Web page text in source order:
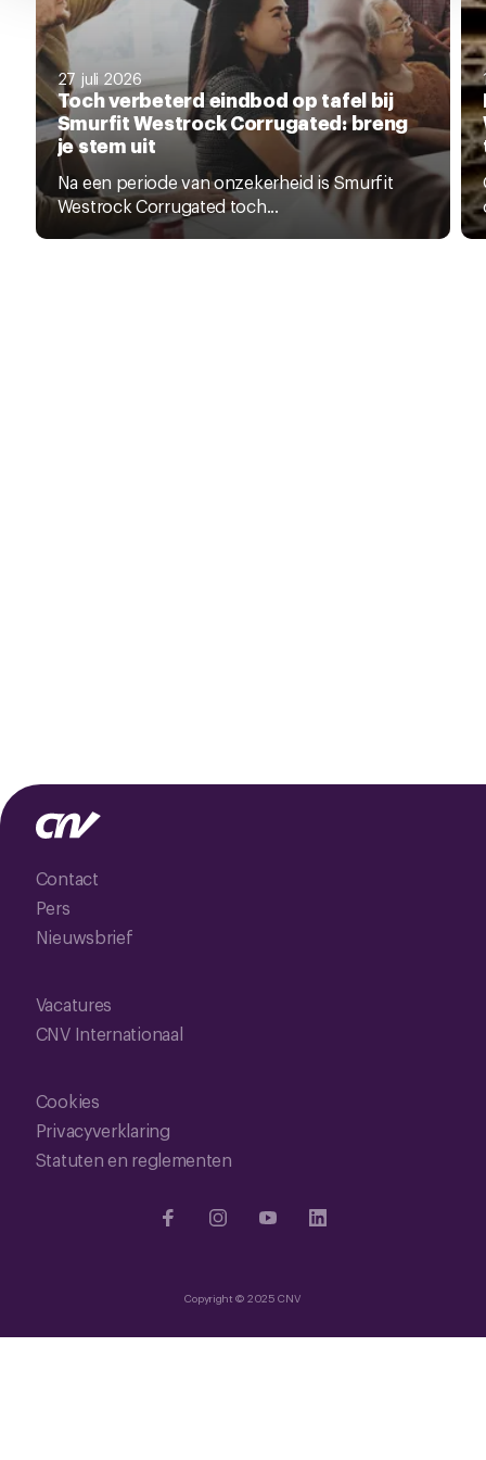
27 juli 2026
Toch verbeterd eindbod op tafel bij
Smurfit Westrock Corrugated: breng
je stem uit
Na een periode van onzekerheid is Smurfit
Westrock Corrugated toch...
Contact
Pers
Nieuwsbrief
Vacatures
CNV Internationaal
Cookies
Privacyverklaring
Statuten en reglementen
Copyright © 2025 CNV